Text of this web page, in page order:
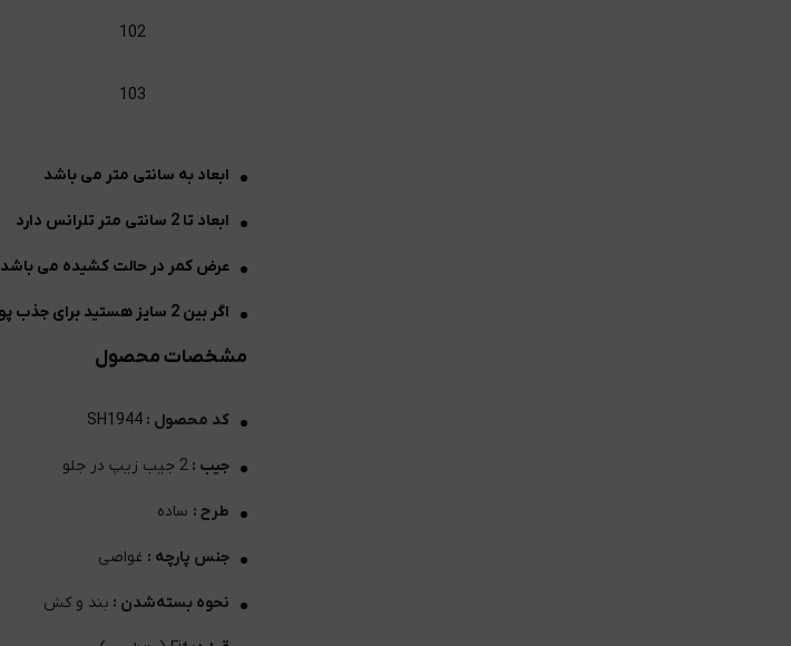
102
103
ابعاد به سانتی متر می باشد
ابعاد تا 2 سانتی متر تلرانس دارد
عرض کمر در حالت کشیده می باشد
اگر بین 2 سایز هستید برای جذب پوشیدن سایز کوچیک تر و برای آزاد پوشیدن سایز برزگتر را انتخاب نمایید
مشخصات محصول
کد محصول : SH1944
جیب : 2 جیب زیپ در جلو
طرح : ساده
جنس پارچه : غواصی
نحوه بسته‌شدن : بند و کش